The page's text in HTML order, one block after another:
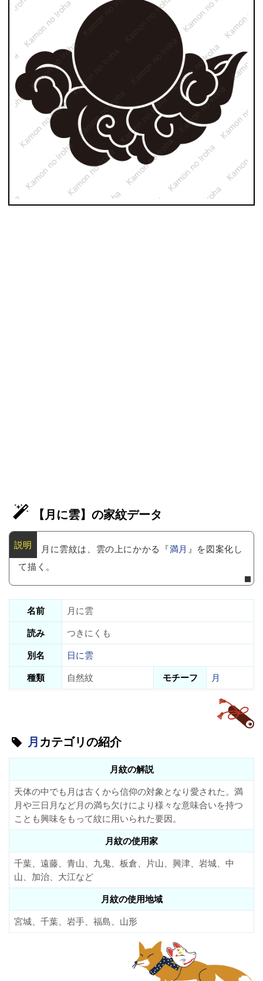
【月に雲】の家紋データ
月に雲紋は、雲の上にかかる『満月 』を図案化し
て描く。
名前
月に雲
読み
つきにくも
別名
日に雲
種類
自然紋 モチーフ 月
月 カテゴリの紹介
月紋の解説
天体の中でも月は古くから信仰の対象となり愛された。満
月や三日月など月の満ち欠けにより様々な意味合いを持つ
ことも興味をもって紋に用いられた要因。
月紋の使用家
千葉、遠藤、青山、九鬼、板倉、片山、興津、岩城、中
山、加治、大江など
月紋の使用地域
宮城、千葉、岩手、福島、山形